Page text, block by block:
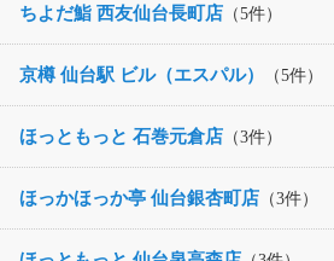
ちよだ鮨 西友仙台長町店 （5件）
京樽 仙台駅 ビル（エスパル） （5件）
ほっともっと 石巻元倉店 （3件）
ほっかほっか亭 仙台銀杏町店 （3件）